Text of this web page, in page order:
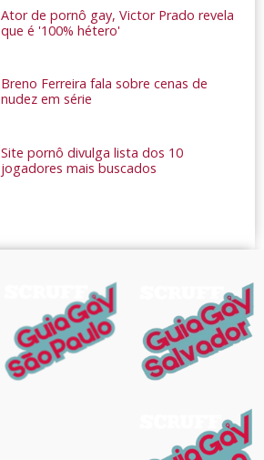
Ator de pornô gay, Victor Prado revela
que é '100% hétero'
Breno Ferreira fala sobre cenas de
nudez em série
Site pornô divulga lista dos 10
jogadores mais buscados